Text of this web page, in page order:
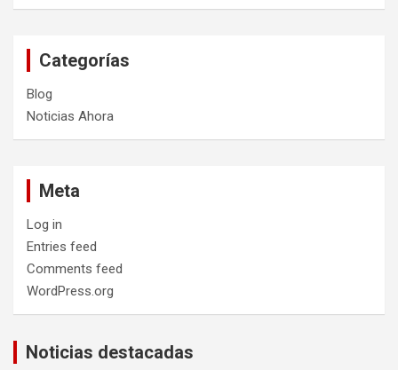
Categorías
Blog
Noticias Ahora
Meta
Log in
Entries feed
Comments feed
WordPress.org
Noticias destacadas